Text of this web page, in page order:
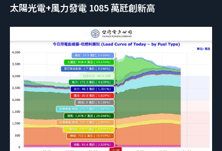
太陽光電+風力發電 1085 萬瓩創新高